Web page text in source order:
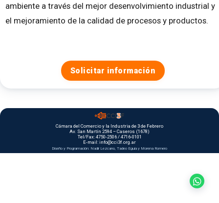
ambiente a través del mejor desenvolvimiento industrial y
el mejoramiento de la calidad de procesos y productos.
Solicitar información
Cámara del Comercio y la Industria de 3 de Febrero
Av. San Martín 2594 – Caseros (1678)
Tel/Fax: 4750-2506 / 4716-0101
E-mail: info@cci3f.org.ar
Diseño y Programación: Nadir Lezcano, Tadeo Eguia y Morena Romero